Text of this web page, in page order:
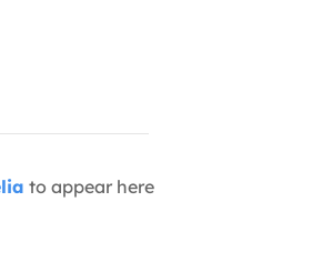
to appear here